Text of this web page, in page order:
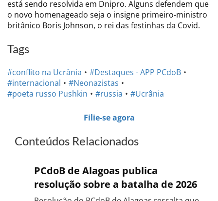
está sendo resolvida em Dnipro. Alguns defendem que
o novo homenageado seja o insigne primeiro-ministro
britânico Boris Johnson, o rei das festinhas da Covid.
Tags
#conflito na Ucrânia
#Destaques - APP PCdoB
#internacional
#Neonazistas
#poeta russo Pushkin
#russia #Ucrânia
Filie-se agora
Conteúdos Relacionados
PCdoB de Alagoas publica
resolução sobre a batalha de 2026